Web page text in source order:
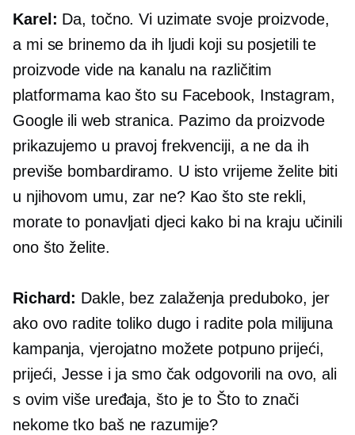
Karel: Da, točno. Vi uzimate svoje proizvode,
a mi se brinemo da ih ljudi koji su posjetili te
proizvode vide na kanalu na različitim
platformama kao što su Facebook, Instagram,
Google ili web stranica. Pazimo da proizvode
prikazujemo u pravoj frekvenciji, a ne da ih
previše bombardiramo. U isto vrijeme želite biti
u njihovom umu, zar ne? Kao što ste rekli,
morate to ponavljati djeci kako bi na kraju učinili
ono što želite.
Richard: Dakle, bez zalaženja preduboko, jer
ako ovo radite toliko dugo i radite pola milijuna
kampanja, vjerojatno možete potpuno prijeći,
prijeći, Jesse i ja smo čak odgovorili na ovo, ali
s ovimviše uređaja, što je to Što to znači
nekome tko baš ne razumije?